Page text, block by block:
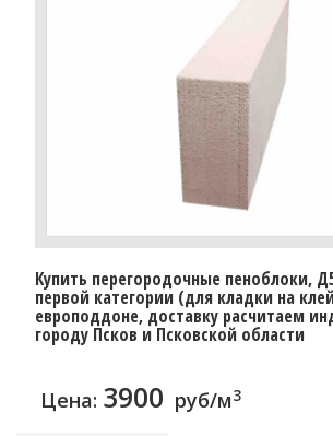
Купить перегородочные пеноблоки,
первой категории (для кладки на
европоддоне, доставку расчитаем
городу Псков и Псковской области
Цена: 3900 руб/м3